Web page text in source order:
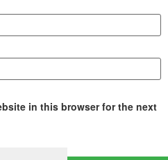
in this browser for the next